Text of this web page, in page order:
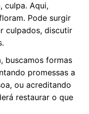
culpa. Aqui,
Pode surgir
culpados, discutir
buscamos formas
promessas a
ou acreditando
restaurar o que